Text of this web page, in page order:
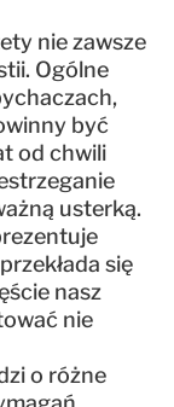
nie zawsze
Ogólne
być
od chwili
usterką.
się
nasz
nie
o różne